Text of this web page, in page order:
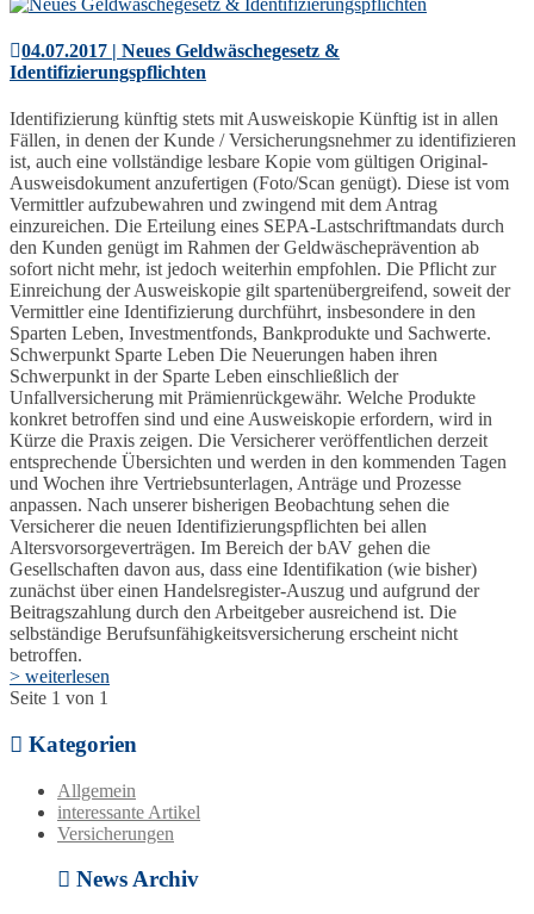
04.07.2017 | Neues Geldwäschegesetz &
Identifizierungspflichten
Identifizierung künftig stets mit Ausweiskopie Künftig ist in allen
Fällen, in denen der Kunde / Versicherungsnehmer zu identifizieren
ist, auch eine vollständige lesbare Kopie vom gültigen Original-
Ausweisdokument anzufertigen (Foto/Scan genügt). Diese ist vom
Vermittler aufzubewahren und zwingend mit dem Antrag
einzureichen. Die Erteilung eines SEPA-Lastschriftmandats durch
den Kunden genügt im Rahmen der Geldwäscheprävention ab
sofort nicht mehr, ist jedoch weiterhin empfohlen. Die Pflicht zur
Einreichung der Ausweiskopie gilt spartenübergreifend, soweit der
Vermittler eine Identifizierung durchführt, insbesondere in den
Sparten Leben, Investmentfonds, Bankprodukte und Sachwerte.
Schwerpunkt Sparte Leben Die Neuerungen haben ihren
Schwerpunkt in der Sparte Leben einschließlich der
Unfallversicherung mit Prämienrückgewähr. Welche Produkte
konkret betroffen sind und eine Ausweiskopie erfordern, wird in
Kürze die Praxis zeigen. Die Versicherer veröffentlichen derzeit
entsprechende Übersichten und werden in den kommenden Tagen
und Wochen ihre Vertriebsunterlagen, Anträge und Prozesse
anpassen. Nach unserer bisherigen Beobachtung sehen die
Versicherer die neuen Identifizierungspflichten bei allen
Altersvorsorgeverträgen. Im Bereich der bAV gehen die
Gesellschaften davon aus, dass eine Identifikation (wie bisher)
zunächst über einen Handelsregister-Auszug und aufgrund der
Beitragszahlung durch den Arbeitgeber ausreichend ist. Die
selbständige Berufsunfähigkeitsversicherung erscheint nicht
betroffen.
> weiterlesen
Seite 1 von 1
Kategorien
Allgemein
interessante Artikel
Versicherungen
News Archiv